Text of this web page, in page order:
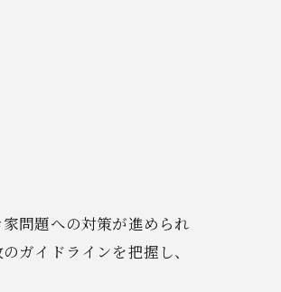
問題への対策が進められ
ガイドラインを把握し、